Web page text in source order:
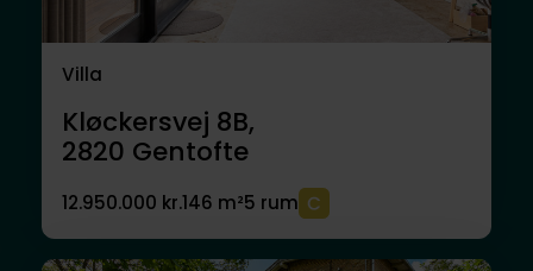
Villa
Kløckersvej 8B,
2820 Gentofte
12.950.000 kr.146 m²5 rum